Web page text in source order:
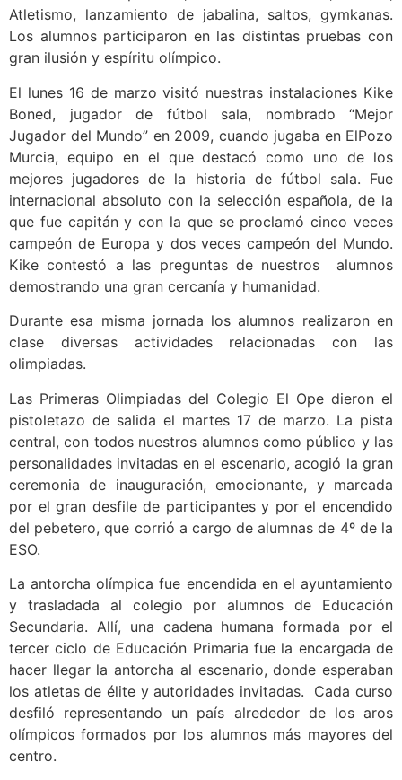
Atletismo, lanzamiento de jabalina, saltos, gymkanas.
Los alumnos participaron en las distintas pruebas con
gran ilusión y espíritu olímpico.
El lunes 16 de marzo visitó nuestras instalaciones Kike
Boned, jugador de fútbol sala, nombrado “Mejor
Jugador del Mundo” en 2009, cuando jugaba en ElPozo
Murcia, equipo en el que destacó como uno de los
mejores jugadores de la historia de fútbol sala. Fue
internacional absoluto con la selección española, de la
que fue capitán y con la que se proclamó cinco veces
campeón de Europa y dos veces campeón del Mundo.
Kike contestó a las preguntas de nuestros alumnos
demostrando una gran cercanía y humanidad.
Durante esa misma jornada los alumnos realizaron en
clase diversas actividades relacionadas con las
olimpiadas.
Las Primeras Olimpiadas del Colegio El Ope dieron el
pistoletazo de salida el martes 17 de marzo. La pista
central, con todos nuestros alumnos como público y las
personalidades invitadas en el escenario, acogió la gran
ceremonia de inauguración, emocionante, y marcada
por el gran desfile de participantes y por el encendido
del pebetero, que corrió a cargo de alumnas de 4º de la
ESO.
La antorcha olímpica fue encendida en el ayuntamiento
y trasladada al colegio por alumnos de Educación
Secundaria. Allí, una cadena humana formada por el
tercer ciclo de Educación Primaria fue la encargada de
hacer llegar la antorcha al escenario, donde esperaban
los atletas de élite y autoridades invitadas. Cada curso
desfiló representando un país alrededor de los aros
olímpicos formados por los alumnos más mayores del
centro.